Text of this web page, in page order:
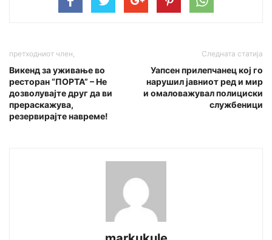
претходниот член,
Викенд за уживање во
ресторан “ПОРТА” – Не
дозволувајте друг да ви
прераскажува,
резервирајте навреме!
Следната статија
Уапсен прилепчанец кој го
нарушил јавниот ред и мир
и омаловажувал полициски
службеници